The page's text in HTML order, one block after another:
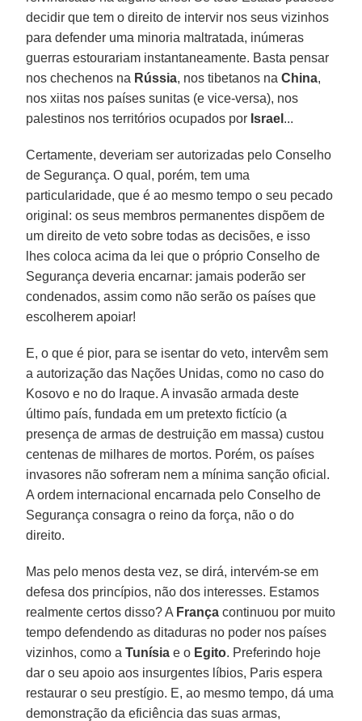
decidir que tem o direito de intervir nos seus vizinhos
para defender uma minoria maltratada, inúmeras
guerras estourariam instantaneamente. Basta pensar
nos chechenos na Rússia, nos tibetanos naChina,
nos xiitas nos países sunitas (e vice-versa), nos
palestinos nos territórios ocupados por Israel ...
Certamente, deveriam ser autorizadas pelo Conselho
de Segurança. O qual, porém, tem uma
particularidade, que é ao mesmo tempo o seu pecado
original: os seus membros permanentes dispõem de
um direito de veto sobre todas as decisões, e isso
lhes coloca acima da lei que o próprio Conselho de
Segurança deveria encarnar: jamais poderão ser
condenados, assim como não serão os países que
escolherem apoiar!
E, o que é pior, para se isentar do veto, intervêm sem
a autorização das Nações Unidas, como no caso do
Kosovo e no do Iraque. A invasão armada deste
último país, fundada em um pretexto fictício (a
presença de armas de destruição em massa) custou
centenas de milhares de mortos. Porém, os países
invasores não sofreram nem a mínima sanção oficial.
A ordem internacional encarnada pelo Conselho de
Segurança consagra o reino da força, não o do
direito.
Mas pelo menos desta vez, se dirá, intervém-se em
defesa dos princípios, não dos interesses. Estamos
realmente certos disso? A França continuou por muito
tempo defendendo as ditaduras no poder nos países
vizinhos, como aTunísia e o Egito. Preferindo hoje
dar o seu apoio aos insurgentes líbios, Paris espera
restaurar o seu prestígio. E, ao mesmo tempo, dá uma
demonstração da eficiência das suas armas,